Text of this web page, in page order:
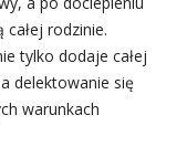
rodzinie.
tylko dodaje całej
delektowanie się
warunkach